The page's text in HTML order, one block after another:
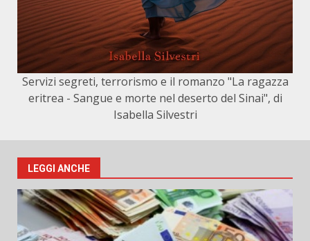
Servizi segreti, terrorismo e il romanzo "La ragazza
eritrea - Sangue e morte nel deserto del Sinai", di
Isabella Silvestri
LEGGI ANCHE